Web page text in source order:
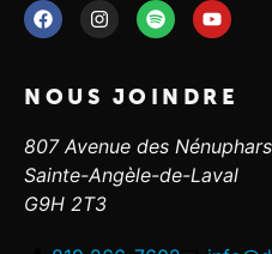
NOUS JOINDRE
807 Avenue des Nénuphars
Sainte-Angèle-de-Laval
G9H 2T3